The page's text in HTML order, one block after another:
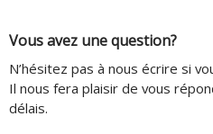
Vous avez une question?
N’hésitez pas à nous écrire si
Il nous fera plaisir de vous
délais.